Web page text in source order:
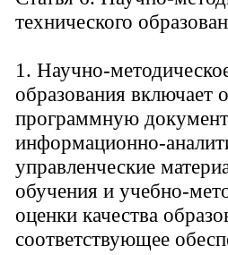
технического
1. Научно-
образования включает
программную
информационно-
управленческие
обучения и учебно-
оценки качества
соответствующее